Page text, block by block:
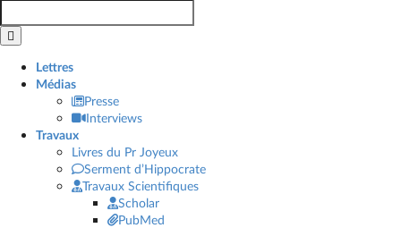
Lettres
Médias
Presse
Interviews
Travaux
Livres du Pr Joyeux
Serment d’Hippocrate
Travaux Scientifiques
Scholar
PubMed